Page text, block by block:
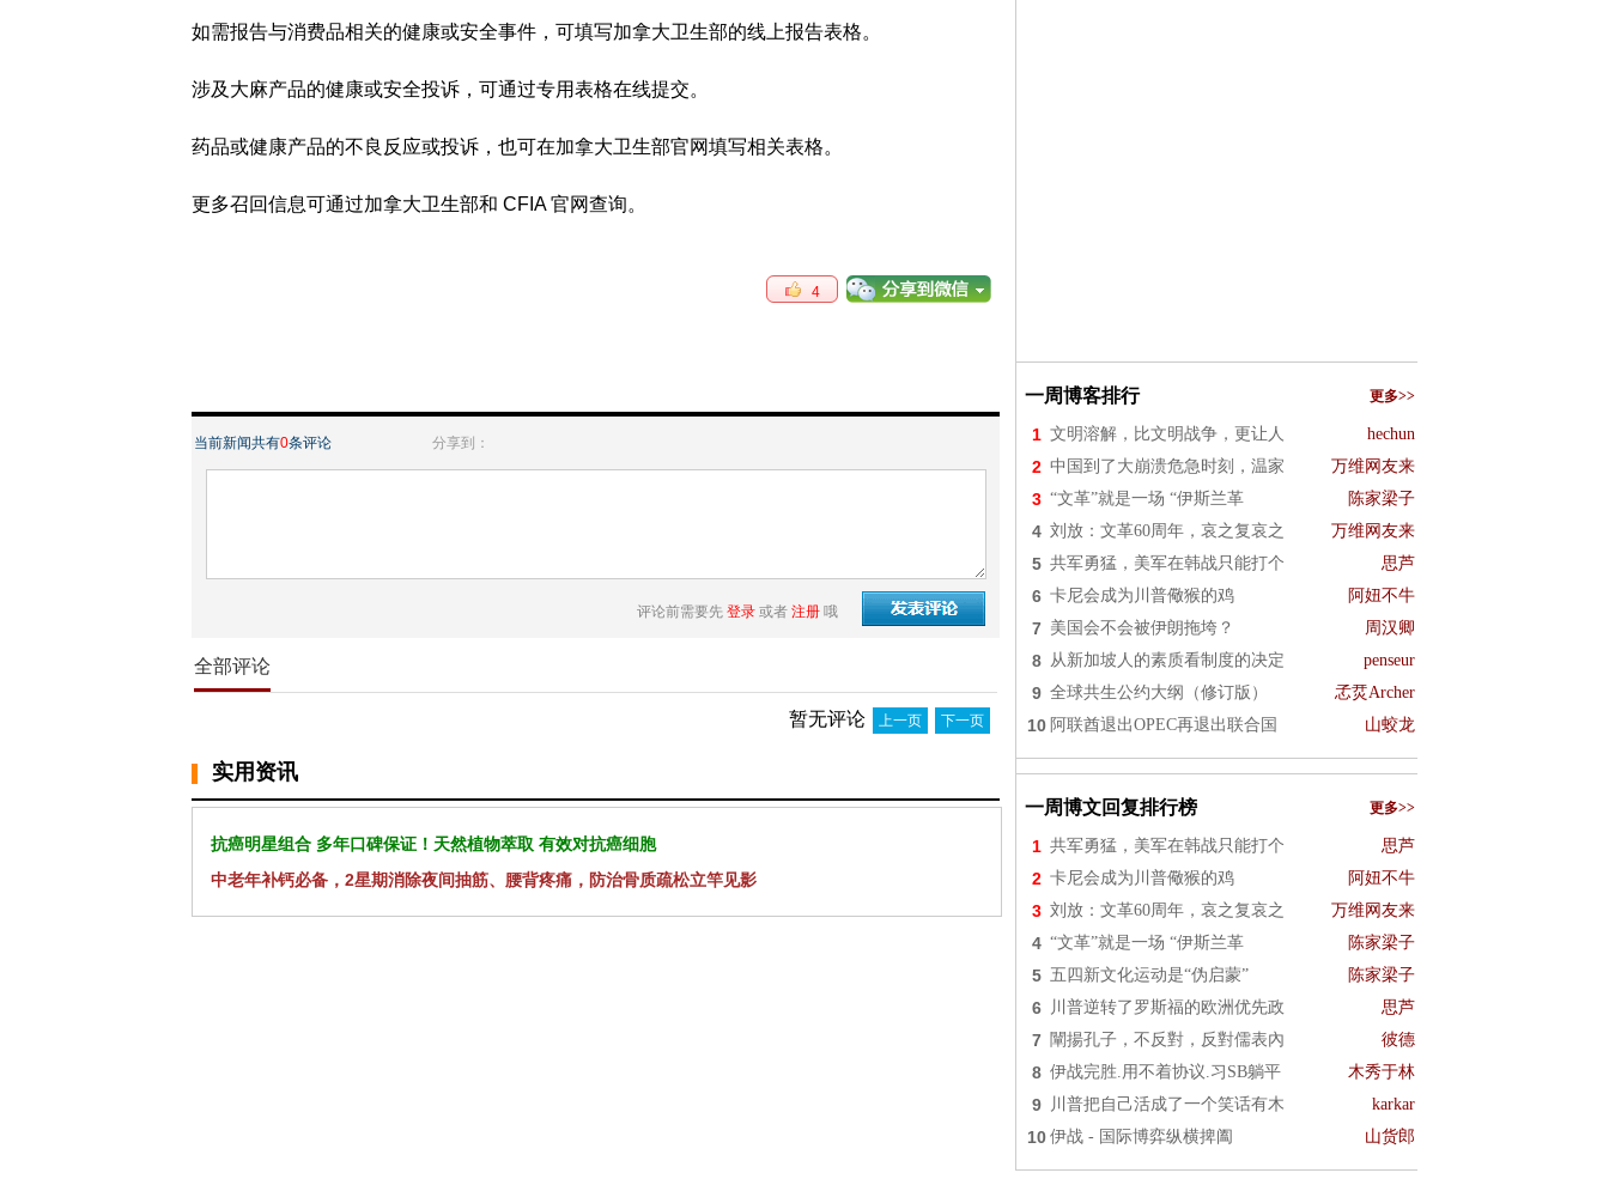
如需报告与消费品相关的健康或安全事件，可填写加拿大卫生部的线上报告表格。
涉及大麻产品的健康或安全投诉，可通过专用表格在线提交。
药品或健康产品的不良反应或投诉，也可在加拿大卫生部官网填写相关表格。
更多召回信息可通过加拿大卫生部和 CFIA 官网查询。
4
当前新闻共有0条评论 分享到：
评论前需要先 登录 或者 注册 哦
全部评论
暂无评论 上一页 下一页
实用资讯
抗癌明星组合 多年口碑保证！天然植物萃取 有效对抗癌细胞
中老年补钙必备，2星期消除夜间抽筋、腰背疼痛，防治骨质疏松立竿见影
一周博客排行 更多>>
1 文明溶解，比文明战争，更让人 hechun
2 中国到了大崩溃危急时刻，温家 万维网友来
3 “文革”就是一场 “伊斯兰革 陈家梁子
4 刘放：文革60周年，哀之复哀之 万维网友来
5 共军勇猛，美军在韩战只能打个 思芦
6 卡尼会成为川普儆猴的鸡 阿妞不牛
7 美国会不会被伊朗拖垮？ 周汉卿
8 从新加坡人的素质看制度的决定 penseur
9 全球共生公约大纲（修订版） 孞烎Archer
10 阿联酋退出OPEC再退出联合国 山蛟龙
一周博文回复排行榜 更多>>
1 共军勇猛，美军在韩战只能打个 思芦
2 卡尼会成为川普儆猴的鸡 阿妞不牛
3 刘放：文革60周年，哀之复哀之 万维网友来
4 “文革”就是一场 “伊斯兰革 陈家梁子
5 五四新文化运动是“伪启蒙” 陈家梁子
6 川普逆转了罗斯福的欧洲优先政 思芦
7 闡揚孔子，不反對，反對儒表內 彼德
8 伊战完胜.用不着协议.习SB躺平 木秀于林
9 川普把自己活成了一个笑话有木 karkar
10 伊战 - 国际博弈纵横捭阖 山货郎